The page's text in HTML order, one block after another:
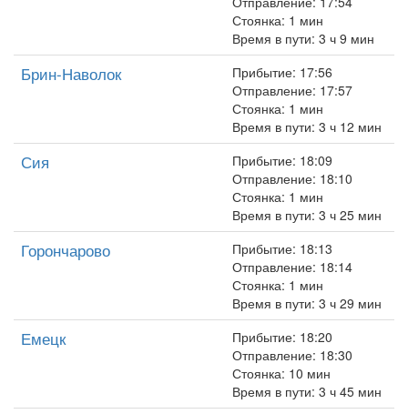
Стоянка: 1 мин
Время в пути: 3 ч 9 мин
Брин-Наволок
Прибытие: 17:56
Отправление: 17:57
Стоянка: 1 мин
Время в пути: 3 ч 12 мин
Сия
Прибытие: 18:09
Отправление: 18:10
Стоянка: 1 мин
Время в пути: 3 ч 25 мин
Горончарово
Прибытие: 18:13
Отправление: 18:14
Стоянка: 1 мин
Время в пути: 3 ч 29 мин
Емецк
Прибытие: 18:20
Отправление: 18:30
Стоянка: 10 мин
Время в пути: 3 ч 45 мин